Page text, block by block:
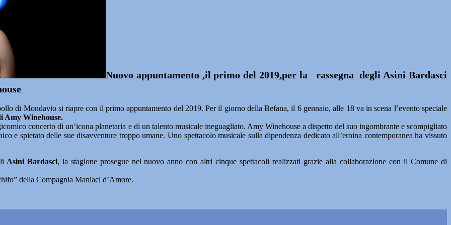
Nuovo appuntamento ,il primo del 2019,per la rassegna degli Asini Bardasci
di Mondavio si riapre con il primo appuntamento del 2019. Per il giorno della Befana, il 6 gennaio, alle 18 va in scena l’evento speciale
Amy Winehouse.
concerto di un’icona planetaria e di un talento musicale ineguagliato. Amy Winehouse a dispetto del suo ingombrante e scompigliato
e spietato delle sue disavventure troppo umane. Uno spettacolo musicale sulla dipendenza dedicato all’eroina contemporanea ha vissuto
Asini Bardasci, la stagione prosegue nel nuovo anno con altri cinque spettacoli realizzati grazie alla collaborazione con il Comune di
della Compagnia Maniaci d’Amore.